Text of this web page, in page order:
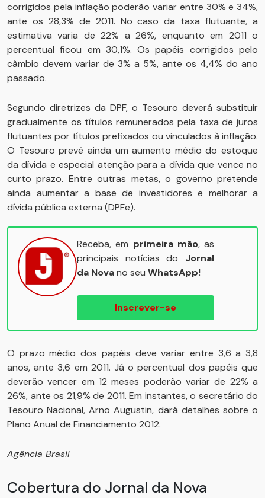
corrigidos pela inflação poderão variar entre 30% e 34%,
ante os 28,3% de 2011. No caso da taxa flutuante, a
estimativa varia de 22% a 26%, enquanto em 2011 o
percentual ficou em 30,1%. Os papéis corrigidos pelo
câmbio devem variar de 3% a 5%, ante os 4,4% do ano
passado.
Segundo diretrizes da DPF, o Tesouro deverá substituir
gradualmente os títulos remunerados pela taxa de juros
flutuantes por títulos prefixados ou vinculados à inflação.
O Tesouro prevê ainda um aumento médio do estoque
da dívida e especial atenção para a dívida que vence no
curto prazo. Entre outras metas, o governo pretende
ainda aumentar a base de investidores e melhorar a
dívida pública externa (DPFe).
Receba, em primeira mão, as
principais notícias do Jornal
da Novano seu WhatsApp!
Inscrever-se
O prazo médio dos papéis deve variar entre 3,6 a 3,8
anos, ante 3,6 em 2011. Já o percentual dos papéis que
deverão vencer em 12 meses poderão variar de 22% a
26%, ante os 21,9% de 2011. Em instantes, o secretário do
Tesouro Nacional, Arno Augustin, dará detalhes sobre o
Plano Anual de Financiamento 2012.
Agência Brasil
Cobertura do Jornal da Nova